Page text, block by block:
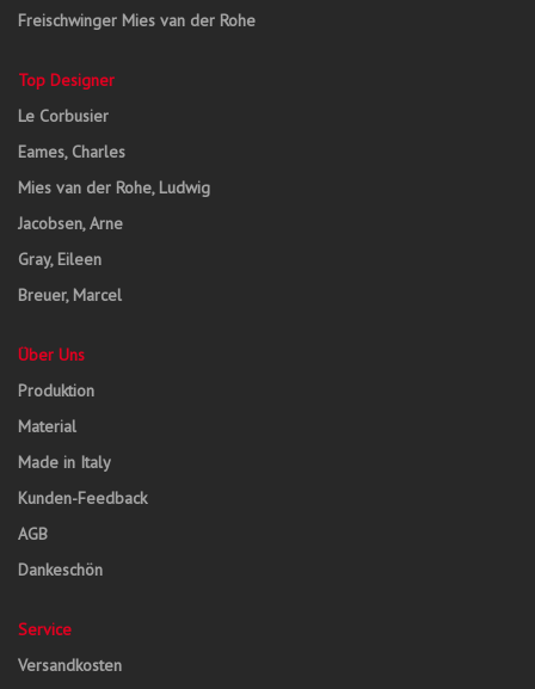
Freischwinger Mies van der Rohe
Top Designer
Le Corbusier
Eames, Charles
Mies van der Rohe, Ludwig
Jacobsen, Arne
Gray, Eileen
Breuer, Marcel
Über Uns
Produktion
Material
Made in Italy
Kunden-Feedback
AGB
Dankeschön
Service
Versandkosten